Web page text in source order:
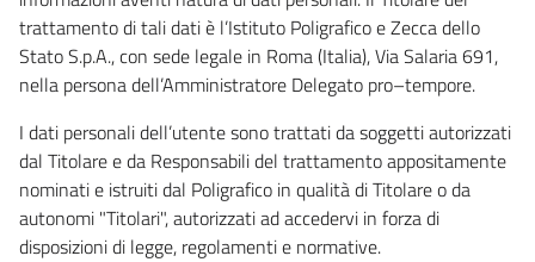
trattamento di tali dati è l’Istituto Poligrafico e Zecca dello
Stato S.p.A., con sede legale in Roma (Italia), Via Salaria 691,
nella persona dell’Amministratore Delegato pro–tempore.
I dati personali dell’utente sono trattati da soggetti autorizzati
dal Titolare e da Responsabili del trattamento appositamente
nominati e istruiti dal Poligrafico in qualità di Titolare o da
autonomi "Titolari", autorizzati ad accedervi in forza di
disposizioni di legge, regolamenti e normative.